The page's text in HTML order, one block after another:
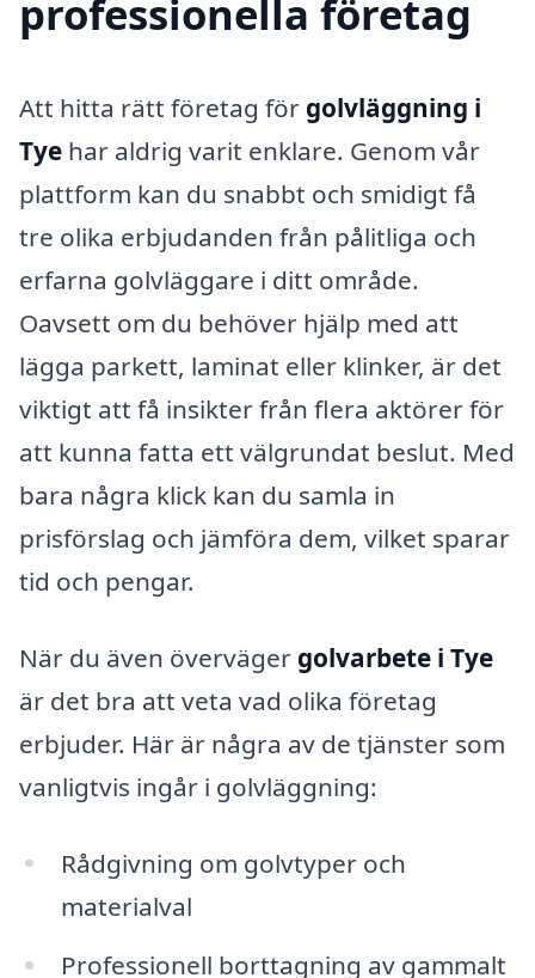
professionella företag
Att hitta rätt företag för golvläggning i
Tye har aldrig varit enklare. Genom vår
plattform kan du snabbt och smidigt få
tre olika erbjudanden från pålitliga och
erfarna golvläggare i ditt område.
Oavsett om du behöver hjälp med att
lägga parkett, laminat eller klinker, är det
viktigt att få insikter från flera aktörer för
att kunna fatta ett välgrundat beslut. Med
bara några klick kan du samla in
prisförslag och jämföra dem, vilket sparar
tid och pengar.
När du även överväger golvarbete i Tye
är det bra att veta vad olika företag
erbjuder. Här är några av de tjänster som
vanligtvis ingår i golvläggning:
Rådgivning om golvtyper och
materialval
Professionell borttagning av gammalt